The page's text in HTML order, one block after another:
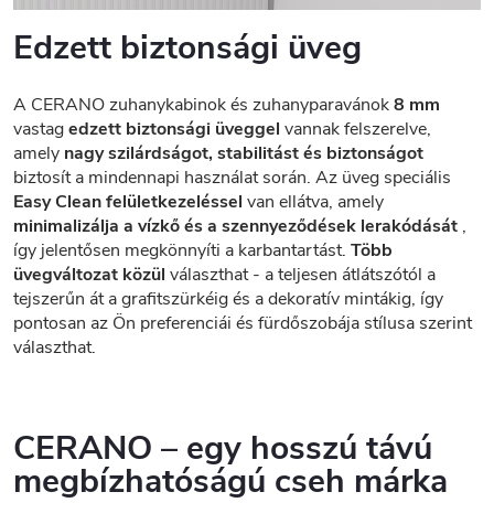
Edzett biztonsági üveg
A CERANO zuhanykabinok és zuhanyparavánok8 mm
vastagedzett biztonsági üveggel vannak felszerelve,
amely nagy szilárdságot, stabilitást és biztonságot
biztosít a mindennapi használat során. Az üveg speciális
Easy Clean felületkezeléssel van ellátva, amely
minimalizálja a vízkő és a szennyeződések lerakódását ,
így jelentősen megkönnyíti a karbantartást. Több
üvegváltozat közül választhat - a teljesen átlátszótól a
tejszerűn át a grafitszürkéig és a dekoratív mintákig, így
pontosan az Ön preferenciái és fürdőszobája stílusa szerint
választhat.
CERANO – egy hosszú távú
megbízhatóságú cseh márka